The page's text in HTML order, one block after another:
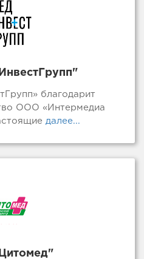
благодарит
ООО «Интермедиа
далее...